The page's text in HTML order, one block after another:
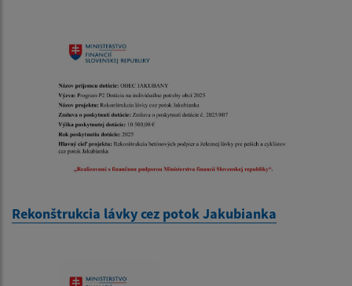
Rekonštrukcia lávky cez potok Jakubianka